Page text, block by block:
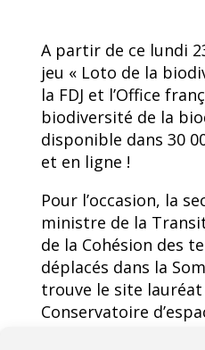
A partir de ce lundi
jeu « Loto de la
la FDJ et l’Office
biodiversité de la
disponible dans 30
et en ligne !
Pour l’occasion, la
ministre de la
de la Cohésion des
déplacés dans la
trouve le site
Conservatoire